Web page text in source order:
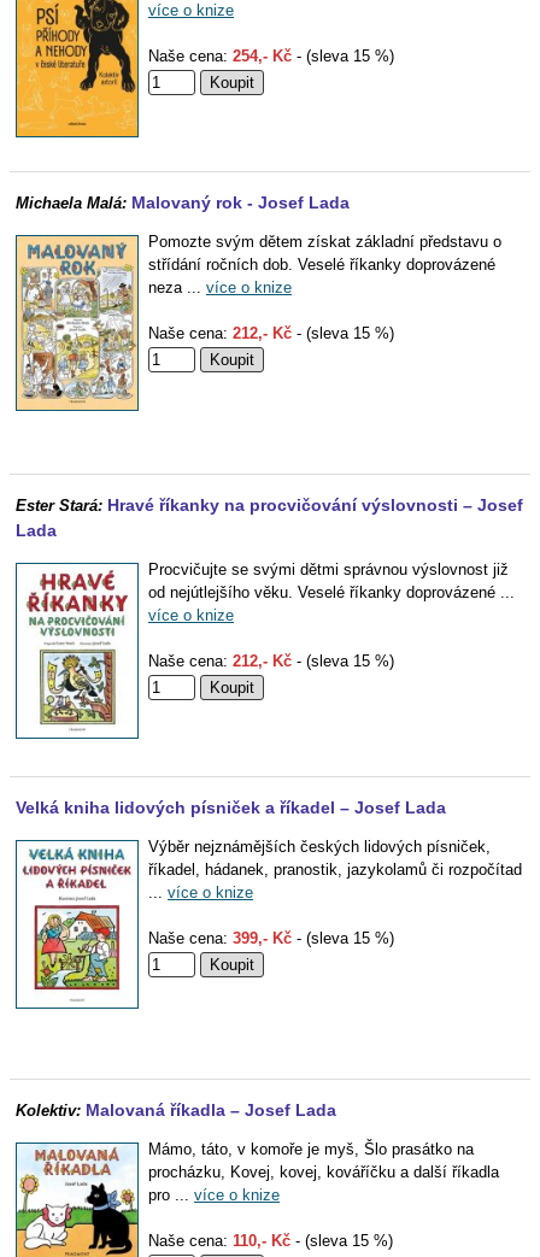
více o knize
Naše cena: 254,- Kč - (sleva 15 %)
Michaela Malá: Malovaný rok - Josef Lada
Pomozte svým dětem získat základní představu o
střídání ročních dob. Veselé říkanky doprovázené
neza ... více o knize
Naše cena: 212,- Kč - (sleva 15 %)
Ester Stará: Hravé říkanky na procvičování výslovnosti – Josef
Lada
Procvičujte se svými dětmi správnou výslovnost již
od nejútlejšího věku. Veselé říkanky doprovázené ...
více o knize
Naše cena: 212,- Kč - (sleva 15 %)
Velká kniha lidových písniček a říkadel – Josef Lada
Výběr nejznámějších českých lidových písniček,
říkadel, hádanek, pranostik, jazykolamů či rozpočítad
... více o knize
Naše cena: 399,- Kč - (sleva 15 %)
Kolektiv: Malovaná říkadla – Josef Lada
Mámo, táto, v komoře je myš, Šlo prasátko na
procházku, Kovej, kovej, kováříčku a další říkadla
pro ... více o knize
Naše cena: 110,- Kč - (sleva 15 %)